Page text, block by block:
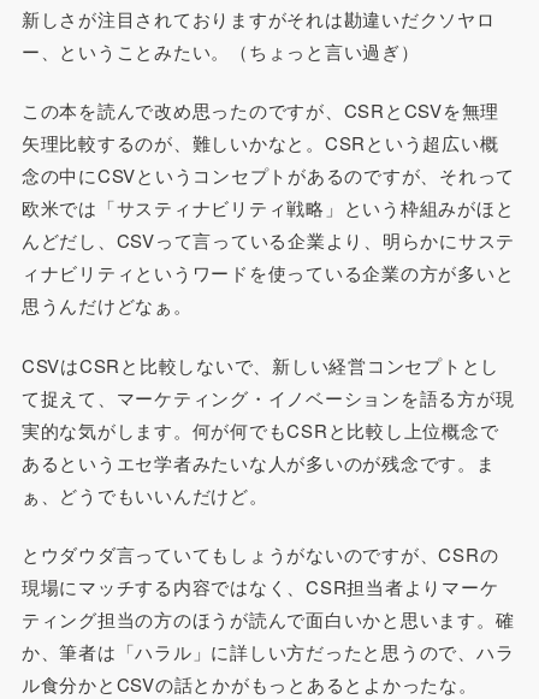
新しさが注目されておりますがそれは勘違いだクソヤロ
ー、ということみたい。（ちょっと言い過ぎ）
この本を読んで改め思ったのですが、CSRとCSVを無理
矢理比較するのが、難しいかなと。CSRという超広い概
念の中にCSVというコンセプトがあるのですが、それって
欧米では「サスティナビリティ戦略」という枠組みがほと
んどだし、CSVって言っている企業より、明らかにサステ
ィナビリティというワードを使っている企業の方が多いと
思うんだけどなぁ。
CSVはCSRと比較しないで、新しい経営コンセプトとし
て捉えて、マーケティング・イノベーションを語る方が現
実的な気がします。何が何でもCSRと比較し上位概念で
あるというエセ学者みたいな人が多いのが残念です。ま
ぁ、どうでもいいんだけど。
とウダウダ言っていてもしょうがないのですが、CSRの
現場にマッチする内容ではなく、CSR担当者よりマーケ
ティング担当の方のほうが読んで面白いかと思います。確
か、筆者は「ハラル」に詳しい方だったと思うので、ハラ
ル食分かとCSVの話とかがもっとあるとよかったな。